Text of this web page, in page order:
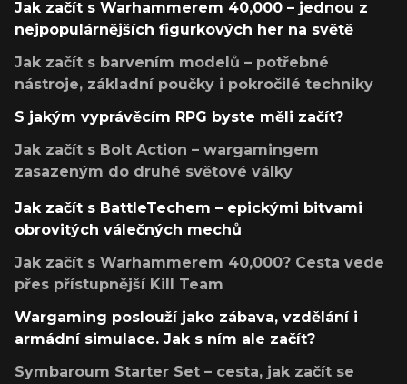
Jak začít s Warhammerem 40,000 – jednou z
nejpopulárnějších figurkových her na světě
Jak začít s barvením modelů – potřebné
nástroje, základní poučky i pokročilé techniky
S jakým vyprávěcím RPG byste měli začít?
Jak začít s Bolt Action – wargamingem
zasazeným do druhé světové války
Jak začít s BattleTechem – epickými bitvami
obrovitých válečných mechů
Jak začít s Warhammerem 40,000? Cesta vede
přes přístupnější Kill Team
Wargaming poslouží jako zábava, vzdělání i
armádní simulace. Jak s ním ale začít?
Symbaroum Starter Set – cesta, jak začít se